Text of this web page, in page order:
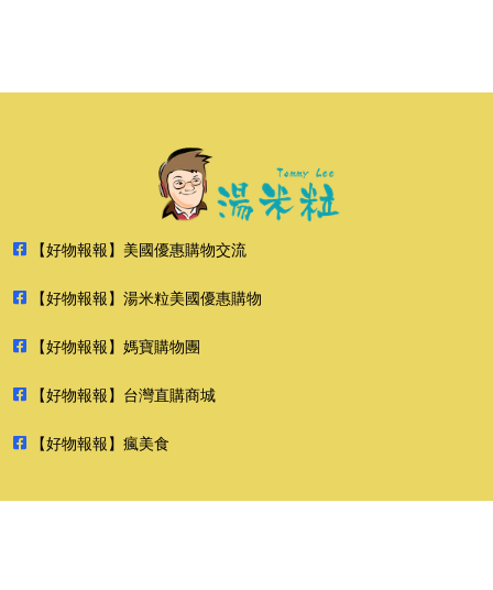
【好物報報】美國優惠購物交流
【好物報報】湯米粒美國優惠購物
【好物報報】媽寶購物團
【好物報報】台灣直購商城
【好物報報】瘋美食